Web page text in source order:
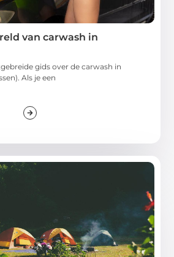
van carwash in
gids over de carwash in
Als je een